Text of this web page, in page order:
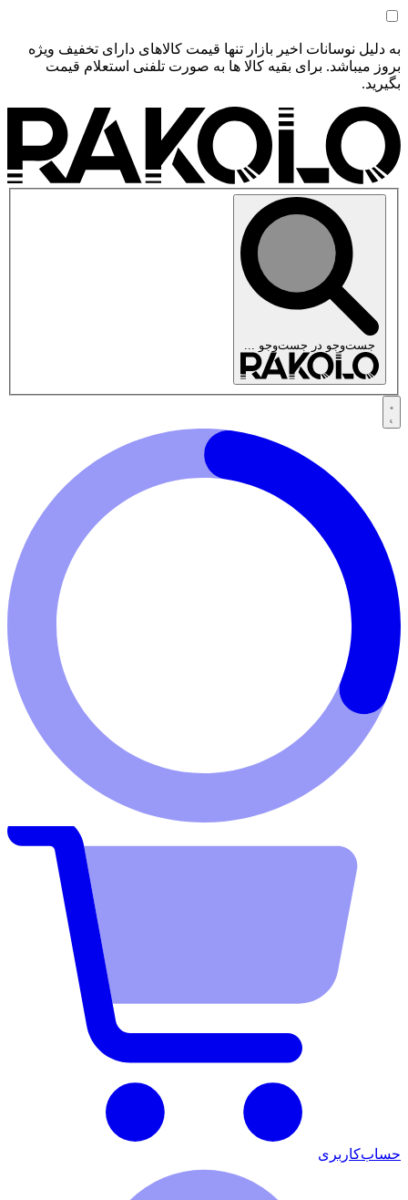
به دلیل نوسانات اخیر بازار تنها قیمت کالاهای دارای تخفیف ویژه
بروز میباشد. برای بقیه کالا ها به صورت تلفنی استعلام قیمت
بگیرید.
جست‌وجو در جست‌وجو ...
حساب‌کاربری